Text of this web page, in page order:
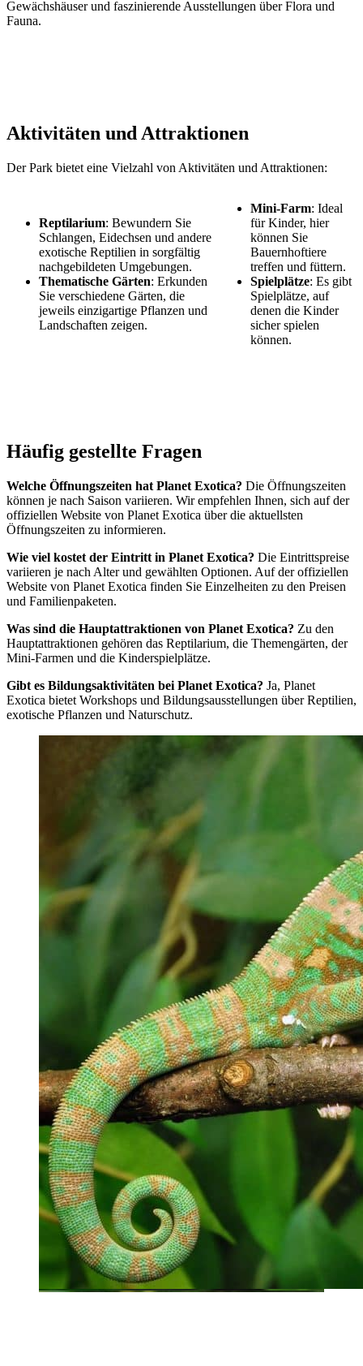
Gewächshäuser und faszinierende Ausstellungen über Flora und
Fauna.
Aktivitäten und Attraktionen
Der Park bietet eine Vielzahl von Aktivitäten und Attraktionen:
Reptilarium: Bewundern Sie
Schlangen, Eidechsen und andere
exotische Reptilien in sorgfältig
nachgebildeten Umgebungen.
Thematische Gärten: Erkunden
Sie verschiedene Gärten, die
jeweils einzigartige Pflanzen und
Landschaften zeigen.
Mini-Farm: Ideal
für Kinder, hier
können Sie
Bauernhoftiere
treffen und füttern.
Spielplätze: Es gibt
Spielplätze, auf
denen die Kinder
sicher spielen
können.
Häufig gestellte Fragen
Welche Öffnungszeiten hat Planet Exotica? Die Öffnungszeiten
können je nach Saison variieren. Wir empfehlen Ihnen, sich auf der
offiziellen Website von Planet Exotica über die aktuellsten
Öffnungszeiten zu informieren.
Wie viel kostet der Eintritt in Planet Exotica? Die Eintrittspreise
variieren je nach Alter und gewählten Optionen. Auf der offiziellen
Website von Planet Exotica finden Sie Einzelheiten zu den Preisen
und Familienpaketen.
Was sind die Hauptattraktionen von Planet Exotica? Zu den
Hauptattraktionen gehören das Reptilarium, die Themengärten, der
Mini-Farmen und die Kinderspielplätze.
Gibt es Bildungsaktivitäten bei Planet Exotica? Ja, Planet
Exotica bietet Workshops und Bildungsausstellungen über Reptilien,
exotische Pflanzen und Naturschutz.